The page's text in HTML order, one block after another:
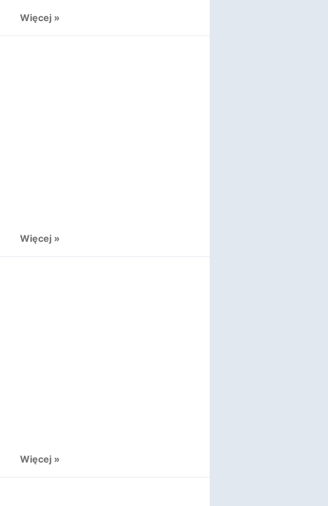
Więcej »
Więcej »
Więcej »